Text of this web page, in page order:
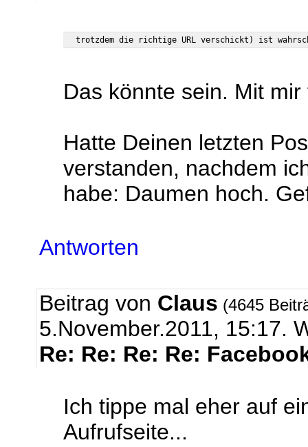
Das könnte sein. Mit
Hatte Deinen letzten
verstanden, nachdem
habe: Daumen hoch.
Antworten
Beitrag von Claus (4645
5.November.2011, 15:17.
Re: Re: Re: Re:
Ich tippe mal eher auf
Aufrufseite...